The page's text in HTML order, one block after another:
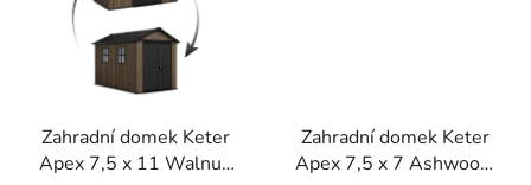
Zahradní domek Keter
Apex 7,5 x 11 Walnut,
Zahradní domek Keter
Apex 7,5 x 7 Ashwood,